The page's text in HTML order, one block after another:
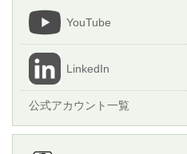
YouTube
LinkedIn
公式アカウント一覧